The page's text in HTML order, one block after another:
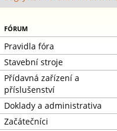
FÓRUM
Pravidla fóra
Stavební stroje
Přídavná zařízení a
příslušenství
Doklady a administrativa
Začátečníci